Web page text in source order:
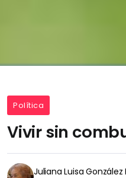
Política
Vivir sin
Juliana Luisa